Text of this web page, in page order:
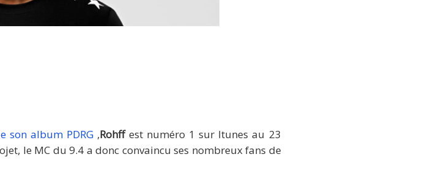
son album PDRG ,Rohffest numéro 1 sur Itunes au 23
le MC du 9.4 a donc convaincu ses nombreux fans de